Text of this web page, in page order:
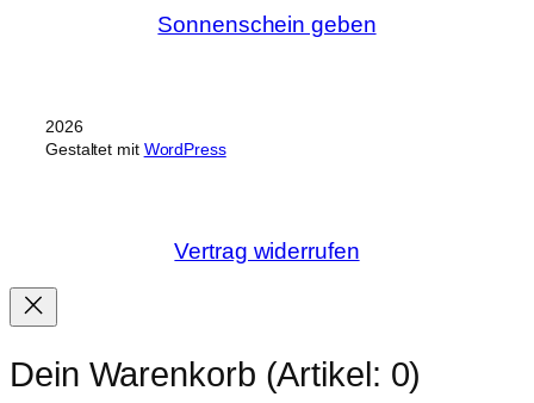
Sonnenschein geben
2026
Gestaltet mit WordPress
Vertrag widerrufen
Dein Warenkorb (Artikel: 0)